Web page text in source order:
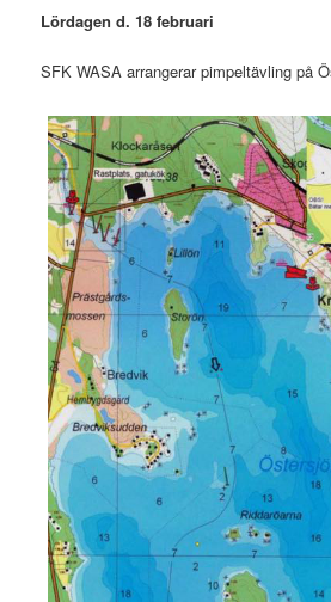
Lördagen d. 18 februari
SFK WASA arrangerar pimpeltävling på